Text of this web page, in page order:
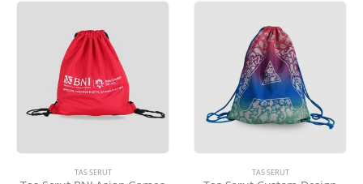
TAS SERUT TAS SERUT